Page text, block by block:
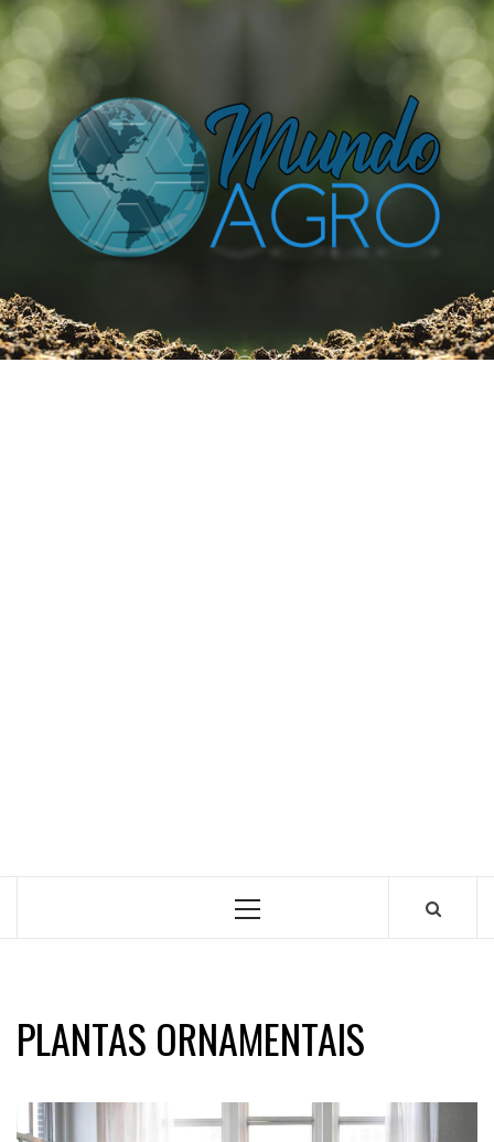
O UNIVERSO AGRÍCOLA DE UM JEITO MUITO MAIS
SIMPLES E DIVERTIDO.
PLANTAS ORNAMENTAIS